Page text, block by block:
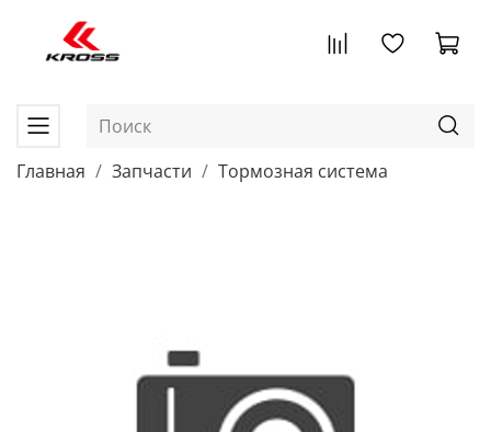
Главная Запчасти Тормозная система